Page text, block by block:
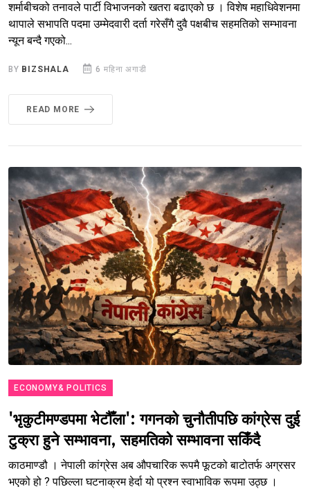
शर्माबीचको तनावले पार्टी विभाजनको खतरा बढाएको छ । विशेष महाधिवेशनमा
थापाले सभापति पदमा उम्मेदवारी दर्ता गरेसँगै दुवै पक्षबीच सहमतिको सम्भावना
न्यून बन्दै गएको...
BY BIZSHALA 6 महिना अगाडी
READ MORE
ECONOMY& POLITICS
'भृकुटीमण्डपमा भेटौँला': गगनको चुनौतीपछि कांग्रेस दुई
टुक्रा हुने सम्भावना, सहमतिको सम्भावना सकिँदै
काठमाण्डौ । नेपाली कांग्रेस अब औपचारिक रूपमै फूटको बाटोतर्फ अग्रसर
भएको हो ? पछिल्ला घटनाक्रम हेर्दा यो प्रश्न स्वाभाविक रूपमा उठ्छ ।